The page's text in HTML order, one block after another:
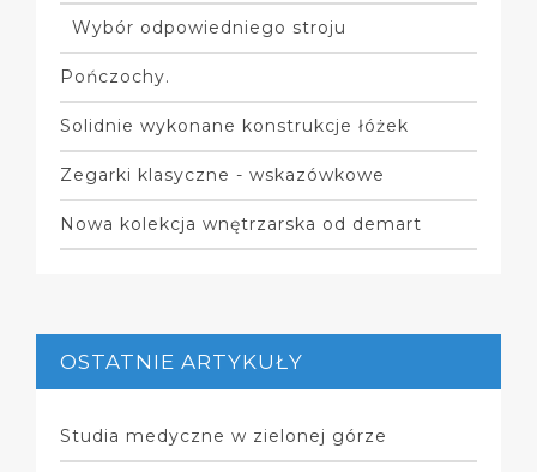
Wybór odpowiedniego stroju
Pończochy.
Solidnie wykonane konstrukcje łóżek
Zegarki klasyczne - wskazówkowe
Nowa kolekcja wnętrzarska od demart
OSTATNIE ARTYKUŁY
Studia medyczne w zielonej górze